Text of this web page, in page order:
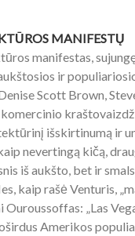
MANIFESTŲ
manifestas,
ir
Scott Brown,
išskirtinumą ir
nevertingą kičą,
iš aukšto, bet ir
kaip rašė Venturis,
„Las
Amerikos